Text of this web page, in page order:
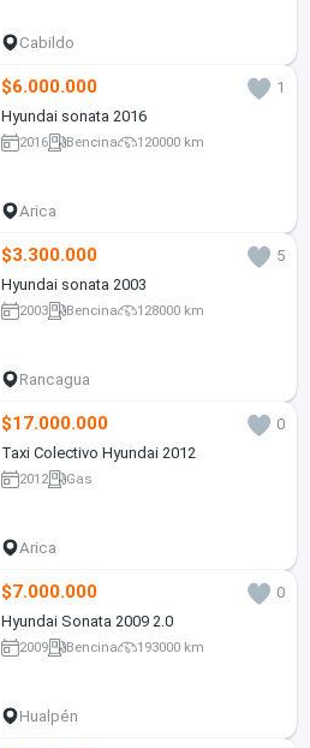
Cabildo
$6.000.000
1
Hyundai sonata 2016
2016 Bencina 120000 km
Arica
$3.300.000
5
Hyundai sonata 2003
2003 Bencina 128000 km
Rancagua
$17.000.000
0
Taxi Colectivo Hyundai 2012
2012 Gas
Arica
$7.000.000
0
Hyundai Sonata 2009 2.0
2009 Bencina 193000 km
Hualpén